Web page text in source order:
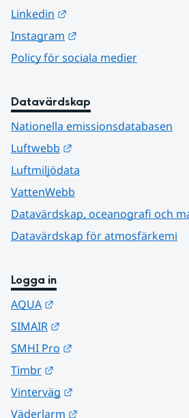
Linkedin
Instagram
Policy för sociala medier
Datavärdskap
Nationella emissionsdatabasen
Luftwebb
Luftmiljödata
VattenWebb
Datavärdskap, oceanografi och
Datavärdskap för atmosfärkemi
Logga in
AQUA
SIMAIR
SMHI Pro
Timbr
Vinterväg
Väderlarm